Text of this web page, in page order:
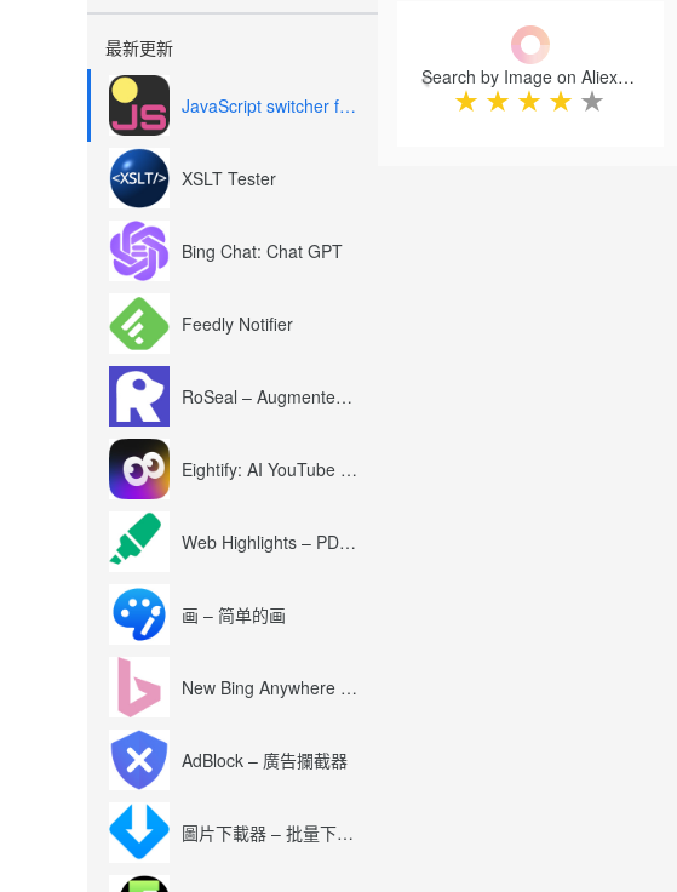
最新更新
JavaScript switcher for SEO and development
XSLT Tester
Bing Chat: Chat GPT
Feedly Notifier
RoSeal – Augmented Roblox Experience
Eightify: AI YouTube Summary with ChatGPT
Web Highlights – PDF & Web Highlighter
画 – 简单的画
New Bing Anywhere (Bing Chat GPT-4)
AdBlock – 廣告攔截器
圖片下載器 – 批量下載圖片
Search by Image on Aliexpress
★ ★ ★ ★ ★